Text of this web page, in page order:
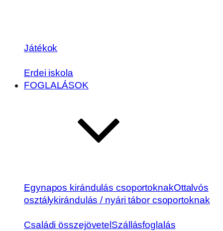
Játékok
Erdei iskola
FOGLALÁSOK
Egynapos kirándulás csoportoknakOttalvós
osztálykirándulás / nyári tábor csoportoknak
Családi összejövetel Szállásfoglalás